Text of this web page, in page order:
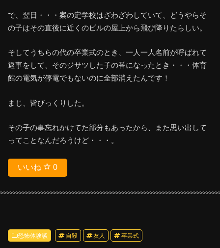
で、翌日・・・案の定学校はざわざわしていて、どうやらそ
の子はその直後に近くのビルの屋上から飛び降りたらしい。
そしてうちらの代の卒業式のとき、一人一人名前が呼ばれて
返事をして、そのジサツした子の番になったとき・・・体育
館の電気が停電でもないのに全部消えたんです！
まじ、皆びっくりした。
その子の事忘れかけてた部分もあったから、また思い出して
ってことなんだろうけど・・・。
いいね 0
恐怖体験談 自殺 友人 卒業式